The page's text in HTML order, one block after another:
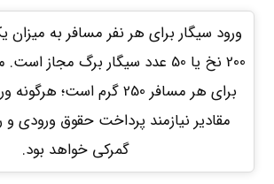
ورود سیگار برای هر نفر مسافر به
200 نخ یا 50 عدد سیگار برگ مجاز
برای هر مسافر 250 گرم است؛
مقادیر نیازمند پرداخت حقوق ورودی و
گمرکی خواهد بود.